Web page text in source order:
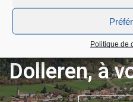
Politique de
Dolleren, à